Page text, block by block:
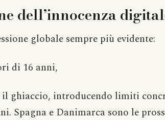
dell’innocenza
globale sempre più evidente:
di 16 anni,
ghiaccio, introducendo limiti
Spagna e Danimarca sono le